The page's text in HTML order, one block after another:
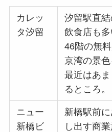
カレッ
タ汐留
汐留駅直
飲食店も多
46階の無
京湾の景色
最近はあ
るところ。
ニュー
新橋ビ
新橋駅前
し出す商業